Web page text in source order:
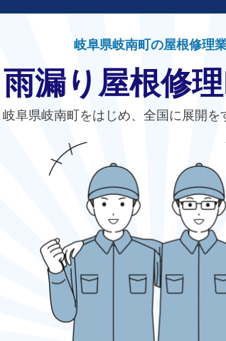
岐阜県岐南町の屋根修理
雨漏り屋根修
阜県岐南町をはじめ、全国に展開を